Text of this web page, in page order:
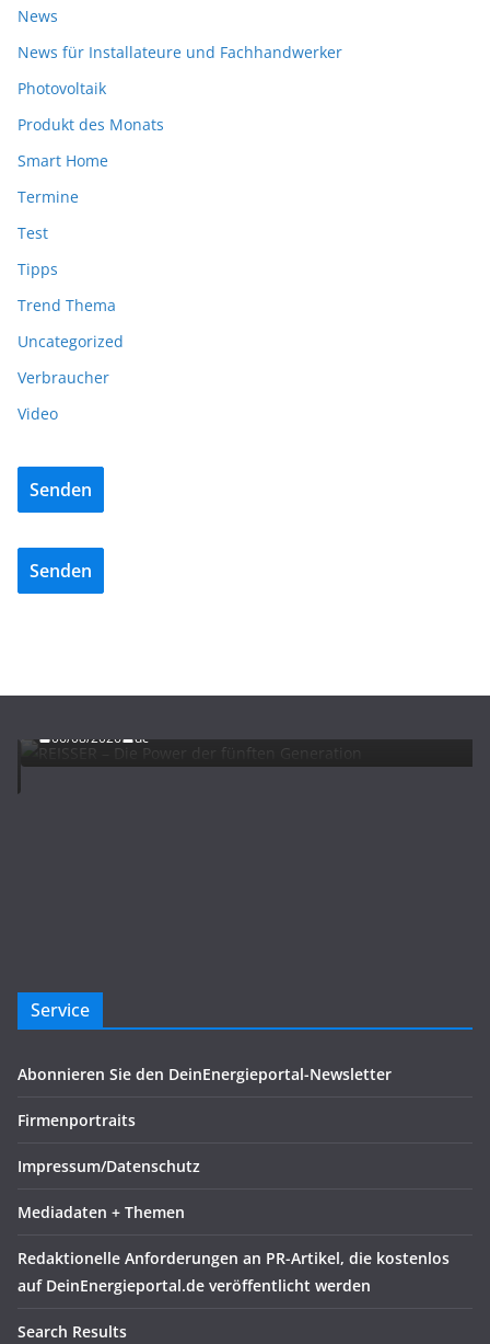
News
News für Installateure und Fachhandwerker
Photovoltaik
Produkt des Monats
Smart Home
Termine
Test
Tipps
Trend Thema
Uncategorized
Verbraucher
Video
Senden
Senden
REISSER – Die Power der fünften Generation
06/08/2026 dc
Service
Abonnieren Sie den DeinEnergieportal-Newsletter
Firmenportraits
Impressum/Datenschutz
Mediadaten + Themen
Redaktionelle Anforderungen an PR-Artikel, die kostenlos
auf DeinEnergieportal.de veröffentlicht werden
Search Results